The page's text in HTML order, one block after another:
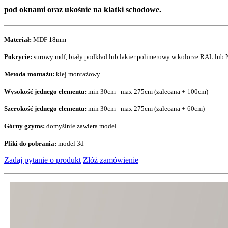
pod oknami oraz ukośnie na klatki schodowe.
Materiał: MDF 18mm
Pokrycie: surowy mdf, biały podkład lub lakier polimerowy w kolorze RAL lub
Metoda montażu: klej montażowy
Wysokość jednego elementu: min 30cm - max 275cm (zalecana +-100cm)
Szerokość jednego elementu: min 30cm - max 275cm (zalecana +-60cm)
Górny gzyms: domyślnie zawiera model
Pliki do pobrania: model 3d
Zadaj pytanie o produkt Złóż zamówienie